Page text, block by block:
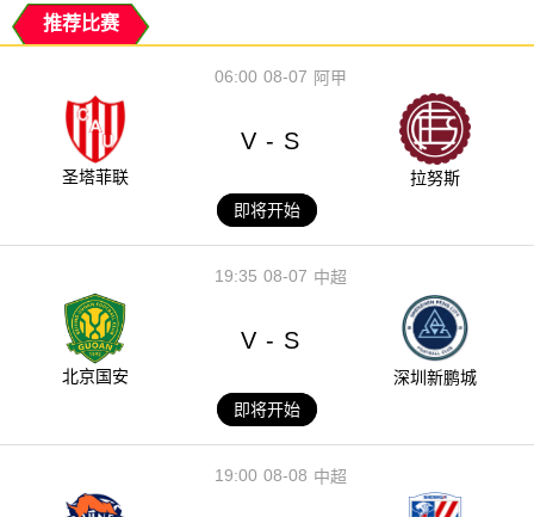
推荐比赛
08-07
06:00 阿甲
圣塔菲联
V - S
拉努斯
即将开始
08-07
19:35 中超
北京国安
V - S
深圳新鹏城
即将开始
08-08
19:00 中超